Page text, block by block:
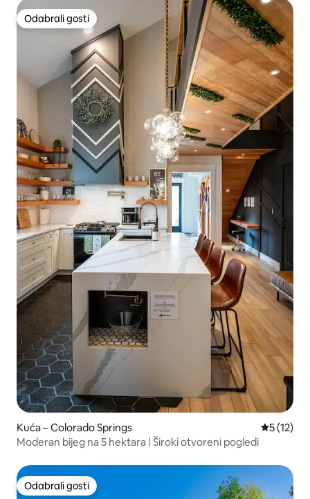
Odabrali gosti
Odabrali gosti
Kuća – Colorado Springs Prosječna
5 (12)
Moderan bijeg na 5 hektara | Široki otvoreni pogledi
Odabrali gosti
Odabrali gosti